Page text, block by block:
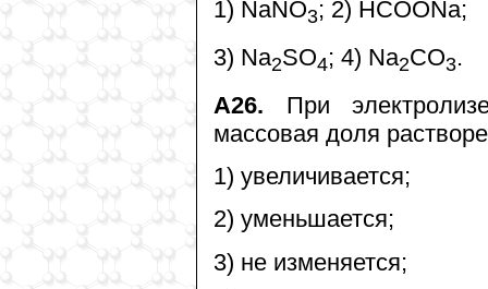
1) NaNO3; 2) HCOONa;
3) Na2SO4; 4) Na2CO3.
А26. При
массовая доля
1) увеличивается;
2) уменьшается;
3) не изменяется;